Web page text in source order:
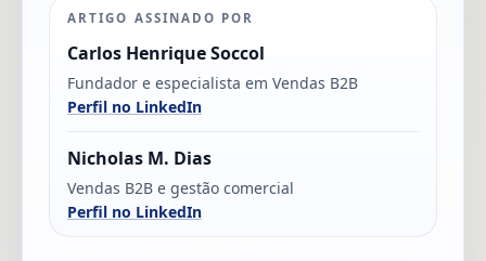
ARTIGO ASSINADO POR
Carlos Henrique Soccol
Fundador e especialista em Vendas B2B
Perfil no LinkedIn
Nicholas M. Dias
Vendas B2B e gestão comercial
Perfil no LinkedIn